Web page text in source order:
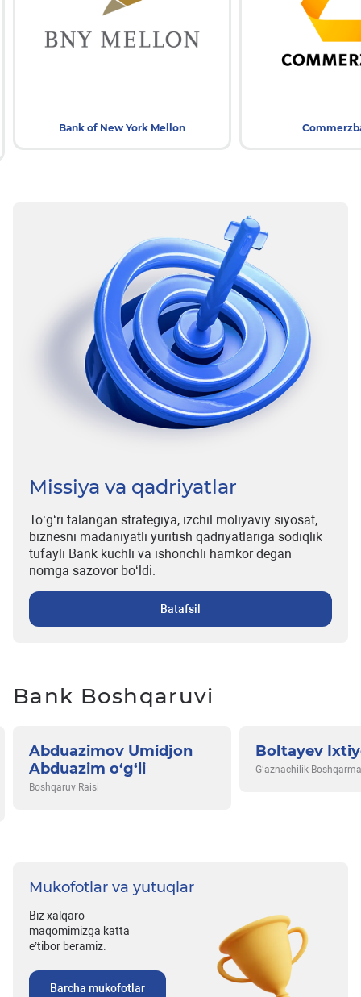
Bank of New York Mellon
Missiya va qadriyatlar
To‘g‘ri talangan strategiya, izchil moliyaviy siyosat,
biznesni madaniyatli yuritish qadriyatlariga sodiqlik
tufayli Bank kuchli va ishonchli hamkor degan
nomga sazovor bo‘ldi.
Batafsil
Bank Boshqaruvi
Abduazimov Umidjon
Abduazim o‘g‘li
Boshqaruv Raisi
Boltayev
G‘aznachilik
Mukofotlar va yutuqlar
Biz xalqaro
maqomimizga katta
e’tibor beramiz.
Barcha mukofotlar